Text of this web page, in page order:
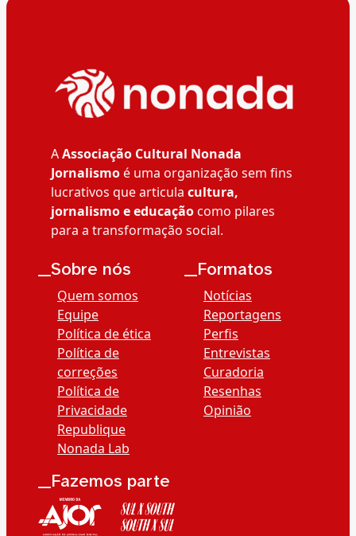
AAssociação Cultural Nonada
Jornalismoé uma organização sem fins
lucrativos que articula cultura,
jornalismo e educaçãocomo pilares
para a transformação social.
__Sobre nós
Quem somos
Equipe
Política de ética
Política de
correções
Política de
Privacidade
Republique
Nonada Lab
__Formatos
Notícias
Reportagens
Perfis
Entrevistas
Curadoria
Resenhas
Opinião
__Fazemos parte